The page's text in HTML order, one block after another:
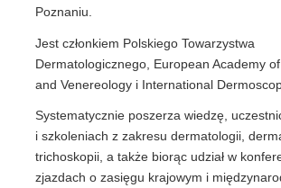
Poznaniu.
Jest członkiem Polskiego Towarzystwa
Dermatologicznego, European Academy
and Venereology i International
Systematycznie poszerza wiedzę,
i szkoleniach z zakresu dermatologii,
trichoskopii, a także biorąc udział w
zjazdach o zasięgu krajowym i